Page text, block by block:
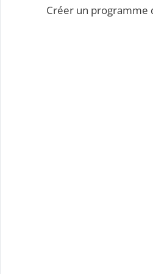
Créer un programme